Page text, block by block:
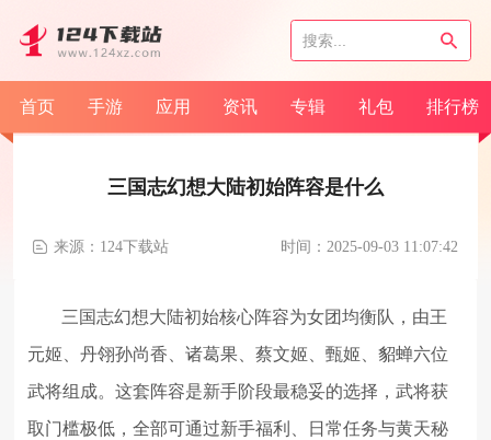
首页 手游 应用 资讯 专辑 礼包 排行榜
三国志幻想大陆初始阵容是什么
来源：124下载站 时间：2025-09-03 11:07:42
三国志幻想大陆初始核心阵容为女团均衡队，由王
元姬、丹翎孙尚香、诸葛果、蔡文姬、甄姬、貂蝉六位
武将组成。这套阵容是新手阶段最稳妥的选择，武将获
取门槛极低，全部可通过新手福利、日常任务与黄天秘